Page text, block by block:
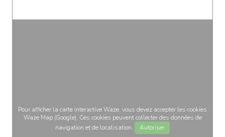
Pour afficher la carte interactive Waze, vous devez accepter les cookies
Waze Map (Google). Ces cookies peuvent collecter des données de
navigation et de localisation.
Autoriser